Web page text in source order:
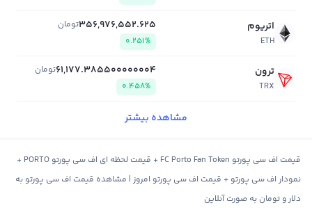
اتریوم
ETH
356,976,552.625تومان
0.251%
ترون
TRX
61,177.385500000004تومان
0.458%
مشاهده بیشتر
قیمت اف سی پورتو FC Porto Fan Token + قیمت لحظه ای اف سی پورتو PORTO +
نمودار اف سی پورتو + قیمت اف سی پورتو امروز | مشاهده قیمت اف سی پورتو به
دلار و تومان به صورت آنلاین